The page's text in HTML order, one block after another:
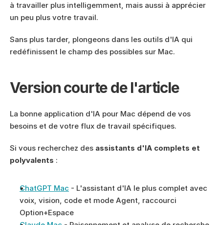
à travailler plus intelligemment, mais aussi à apprécier
un peu plus votre travail.
Sans plus tarder, plongeons dans les outils d'IA qui
redéfinissent le champ des possibles sur Mac.
Version courte de l'article
La bonne application d'IA pour Mac dépend de vos
besoins et de votre flux de travail spécifiques.
Si vous recherchez des assistants d'IA complets et
polyvalents :
ChatGPT Mac - L'assistant d'IA le plus complet avec
voix, vision, code et mode Agent, raccourci
Option+Espace